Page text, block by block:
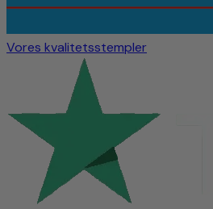
Vores kvalitetsstempler